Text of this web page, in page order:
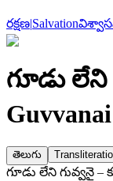
రక్షణ|Salvation
గూడు లేని
Guvvanai
తెలుగు
గూడు లేని గువ్వనై